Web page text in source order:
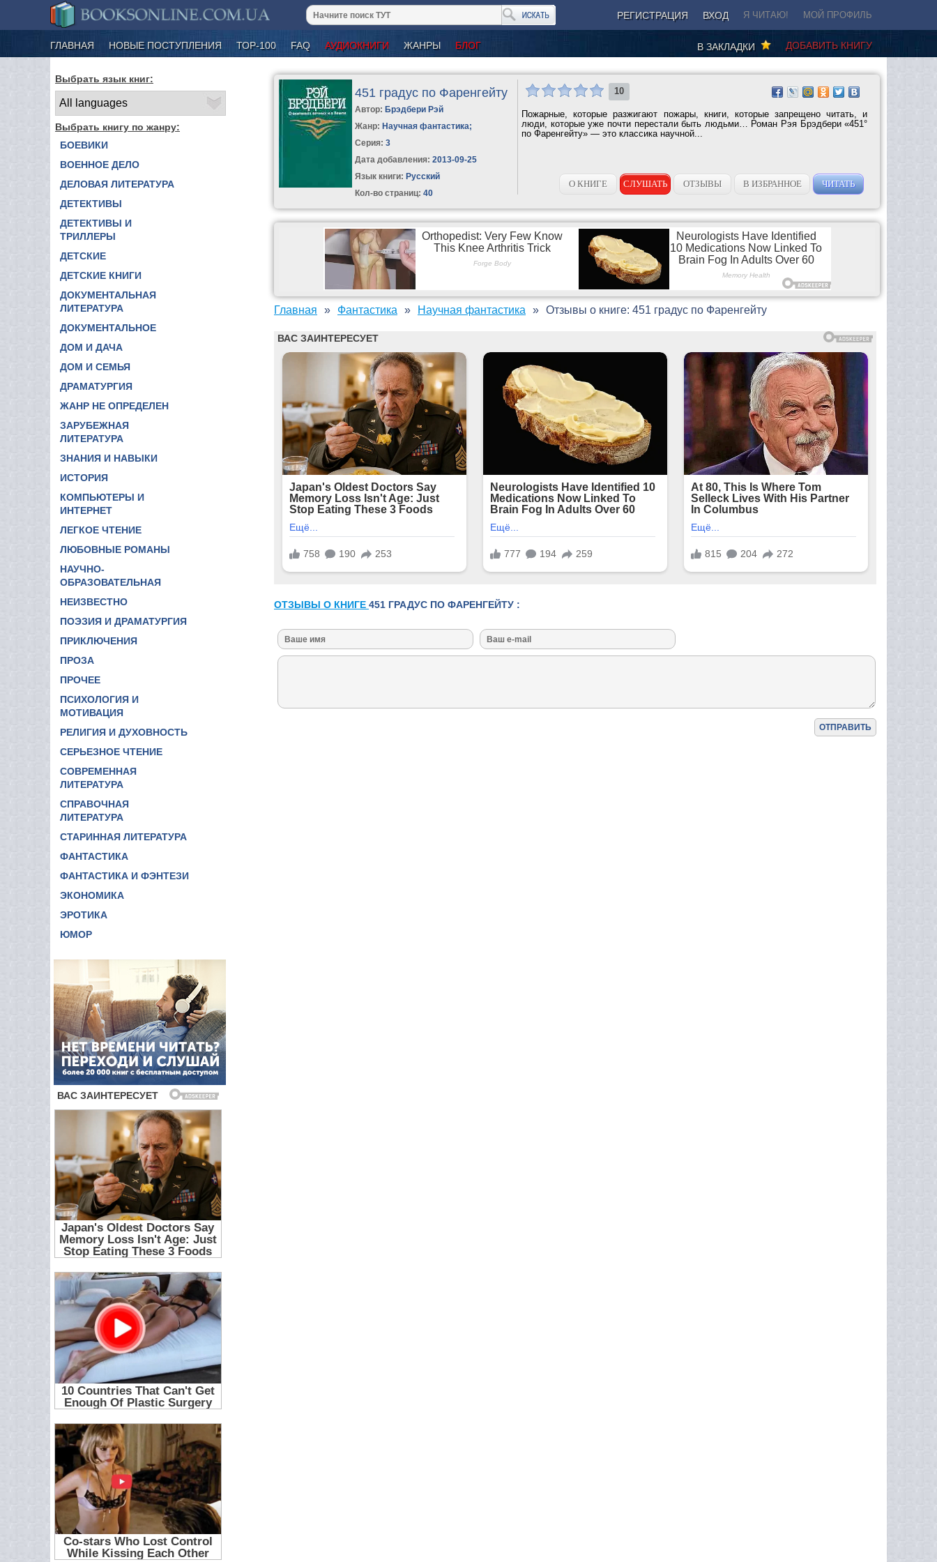
РЕГИСТРАЦИЯ ВХОД Я ЧИТАЮ! МОЙ ПРОФИЛЬ
ГЛАВНАЯ НОВЫЕ ПОСТУПЛЕНИЯ ТОР-100 FAQ АУДИОКНИГИ ЖАНРЫ БЛОГ ДОБАВИТЬ КНИГУ
В ЗАКЛАДКИ
Выбрать язык книг:
Выбрать книгу по жанру:
БОЕВИКИ
ВОЕННОЕ ДЕЛО
ДЕЛОВАЯ ЛИТЕРАТУРА
ДЕТЕКТИВЫ
ДЕТЕКТИВЫ И
ТРИЛЛЕРЫ
ДЕТСКИЕ
ДЕТСКИЕ КНИГИ
ДОКУМЕНТАЛЬНАЯ
ЛИТЕРАТУРА
ДОКУМЕНТАЛЬНОЕ
ДОМ И ДАЧА
ДОМ И СЕМЬЯ
ДРАМАТУРГИЯ
ЖАНР НЕ ОПРЕДЕЛЕН
ЗАРУБЕЖНАЯ
ЛИТЕРАТУРА
ЗНАНИЯ И НАВЫКИ
ИСТОРИЯ
КОМПЬЮТЕРЫ И
ИНТЕРНЕТ
ЛЕГКОЕ ЧТЕНИЕ
ЛЮБОВНЫЕ РОМАНЫ
НАУЧНО-
ОБРАЗОВАТЕЛЬНАЯ
НЕИЗВЕСТНО
ПОЭЗИЯ И ДРАМАТУРГИЯ
ПРИКЛЮЧЕНИЯ
ПРОЗА
ПРОЧЕЕ
ПСИХОЛОГИЯ И
МОТИВАЦИЯ
РЕЛИГИЯ И ДУХОВНОСТЬ
СЕРЬЕЗНОЕ ЧТЕНИЕ
СОВРЕМЕННАЯ
ЛИТЕРАТУРА
СПРАВОЧНАЯ
ЛИТЕРАТУРА
СТАРИННАЯ ЛИТЕРАТУРА
ФАНТАСТИКА
ФАНТАСТИКА И ФЭНТЕЗИ
ЭКОНОМИКА
ЭРОТИКА
ЮМОР
451 градус по Фаренгейту
Автор: Брэдбери Рэй
Жанр: Научная фантастика;
Серия:3
Дата добавления: 2013-09-25
Язык книги: Русский
Кол-во страниц: 40
10
Пожарные, которые разжигают пожары, книги, которые запрещено читать, и
люди, которые уже почти перестали быть людьми… Роман Рэя Брэдбери «451°
по Фаренгейту» — это классика научной...
О КНИГЕ СЛУШАТЬ ОТЗЫВЫ В ИЗБРАННОЕ ЧИТАТЬ
Главная Фантастика Научная фантастика Отзывы о книге: 451 градус по Фаренгейту
ОТЗЫВЫ О КНИГЕ 451 ГРАДУС ПО ФАРЕНГЕЙТУ :